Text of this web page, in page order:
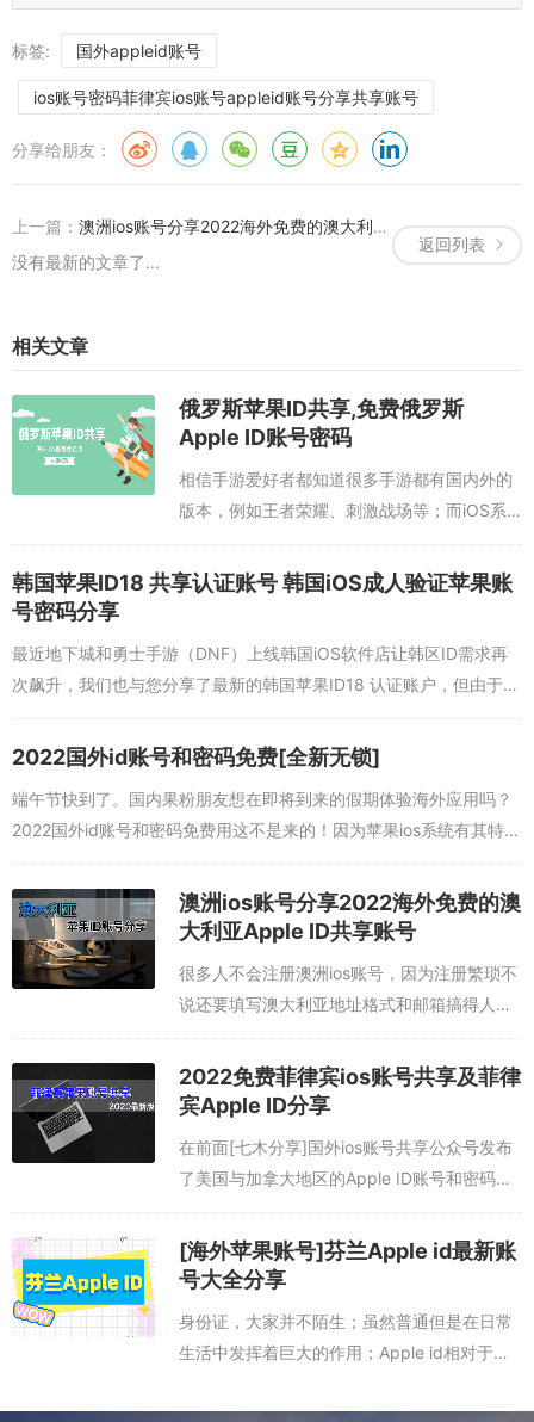
标签: 国外appleid账号
ios账号密码菲律宾ios账号appleid账号分享共享账号
分享给朋友：
返回列表
上一篇： 澳洲ios账号分享2022海外免费的澳大利亚Apple ID共享账号
没有最新的文章了...
相关文章
俄罗斯苹果ID共享,免费俄罗斯
Apple ID账号密码
相信手游爱好者都知道很多手游都有国内外的
版本，例如王者荣耀、刺激战场等；而iOS系
统想要下载海外软件相较于安卓系统会更加麻
烦，因为果粉需要使用一个海外ios账号。今天
韩国苹果ID18 共享认证账号 韩国iOS成人验证苹果账
号密码分享
最近地下城和勇士手游（DNF）上线韩国iOS软件店让韩区ID需求再
次飙升，我们也与您分享了最新的韩国苹果ID18 认证账户，但由于用
户太多，账户无法维护，所以我们今天正在增加一批韩国iOS成人验
证苹果...
2022国外id账号和密码免费[全新无锁]
端午节快到了。国内果粉朋友想在即将到来的假期体验海外应用吗？
2022国外id账号和密码免费用这不是来的！因为苹果ios系统有其特殊
性，不同地区Apple ID登录App Store应用商店后可以下载的...
澳洲ios账号分享2022海外免费的澳
大利亚Apple ID共享账号
很多人不会注册澳洲ios账号，因为注册繁琐不
说还要填写澳大利亚地址格式和邮箱搞得人头
昏脑胀，于是这次分享2022年澳大利亚Apple
ID苹果账号和密码免费给大家，前期也有分享
免费的美国苹果ID还有海...
2022免费菲律宾ios账号共享及菲律
宾Apple ID分享
在前面[七木分享]国外ios账号共享公众号发布
了美国与加拿大地区的Apple ID账号和密码，
今天分享一次关于菲律宾ios账号共享，这次分
享是2020年7月份最新菲律宾免费applied苹果
账号和密码...
[海外苹果账号]芬兰Apple id最新账
号大全分享
身份证，大家并不陌生；虽然普通但是在日常
生活中发挥着巨大的作用；Apple id相对于
App Store账号的分享——芬兰Apple id最新账